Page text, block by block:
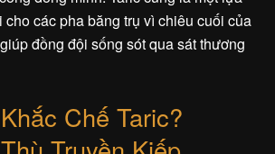
cho các pha băng trụ vì chiêu cuối của
đồng đội sống sót qua sát thương
Chế Taric?